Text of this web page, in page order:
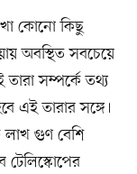
কোনো কিছু
অবস্থিত সবচেয়ে
সম্পর্কে তথ্য
এই তারার সঙ্গে।
লাখ গুণ বেশি